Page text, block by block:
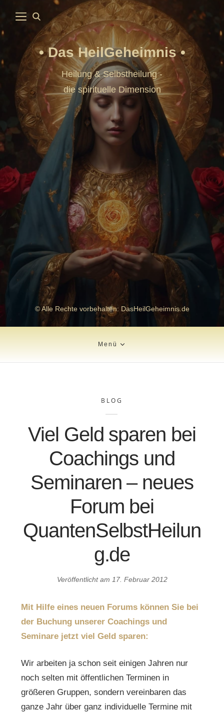
Das HeilGeheimnis
Heilung & Selbstheilung -
die spirituelle Dimension
© Alle Rechte vorbehalten: DasHeilGeheimnis.de
Menü
BLOG
Viel Geld sparen bei
Coachings und
Seminaren – neues
Forum bei
QuantenSelbstHeilun
g.de
Veröffentlicht am 17. Februar 2012
Mit Hilfe eines neuen Forums können Sie bei
der Buchung unserer Coachings und
Seminare jetzt viel Geld sparen:
Wir arbeiten ja schon seit einigen Jahren nur
noch selten mit öffentlichen Terminen in
größeren Gruppen, sondern vereinbaren das
ganze Jahr über ganz individuelle Termine mit